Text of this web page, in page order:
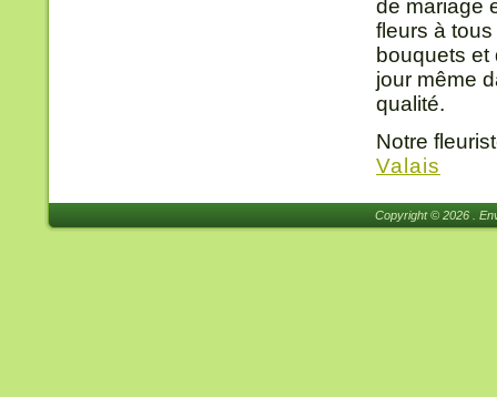
de mariage
fleurs à
bouquets
jour même
qualité.
Notre
Valais
Copyright © 2026 .